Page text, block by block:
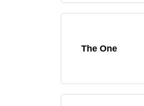
The One